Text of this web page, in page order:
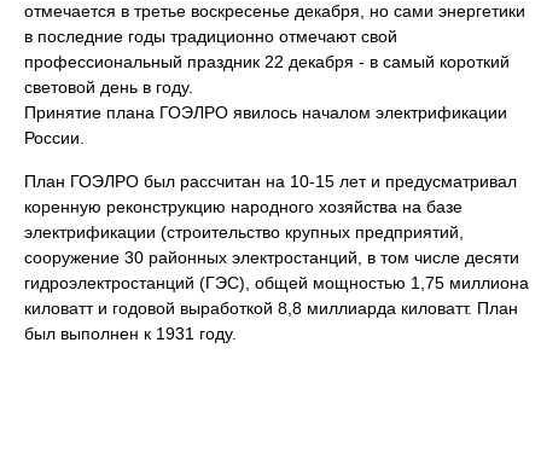
отмечается в третье воскресенье декабря, но сами энергетики
в последние годы традиционно отмечают свой
профессиональный праздник 22 декабря - в самый короткий
световой день в году.
Принятие плана ГОЭЛРО явилось началом электрификации
России.
План ГОЭЛРО был рассчитан на 10-15 лет и предусматривал
коренную реконструкцию народного хозяйства на базе
электрификации (строительство крупных предприятий,
сооружение 30 районных электростанций, в том числе десяти
гидроэлектростанций (ГЭС), общей мощностью 1,75 миллиона
киловатт и годовой выработкой 8,8 миллиарда киловатт. План
был выполнен к 1931 году.